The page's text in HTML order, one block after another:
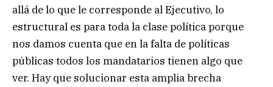
allá de lo que le corresponde al Ejecutivo, lo
estructural es para toda la clase política porque
nos damos cuenta que en la falta de políticas
públicas todos los mandatarios tienen algo que
ver. Hay que solucionar esta amplia brecha